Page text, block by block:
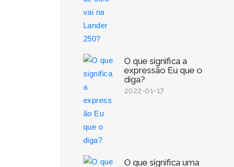
O que significa a
expressão Eu que o
diga?
2022-01-17
O que significa uma